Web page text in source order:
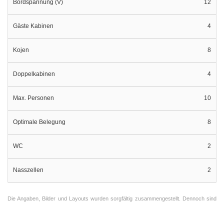
Bordspannung (V) 12
Gäste Kabinen 4
Kojen 8
Doppelkabinen 4
Max. Personen 10
Optimale Belegung 8
WC 2
Nasszellen 2
Die Angaben, Bilder und Layouts wurden sorgfältig zusammengestellt. Dennoch sind